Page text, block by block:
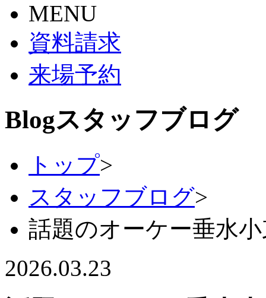
MENU
資料請求
来場予約
Blogスタッフブログ
トップ>
スタッフブログ>
話題のオーケー垂水
2026.03.23